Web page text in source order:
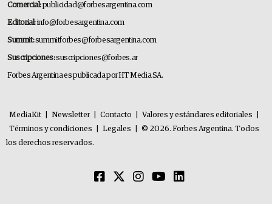
Comercial:publicidad@forbesargentina.com
Editorial:info@forbesargentina.com
Summit:summitforbes@forbesargentina.com
Suscripciones:suscripciones@forbes.ar
Forbes Argentina es publicada por HT Media SA.
MediaKit Newsletter Contacto Valores y estándares editoriales
Términos y condiciones
Legales
© 2026. Forbes Argentina. Todos
los derechos reservados.